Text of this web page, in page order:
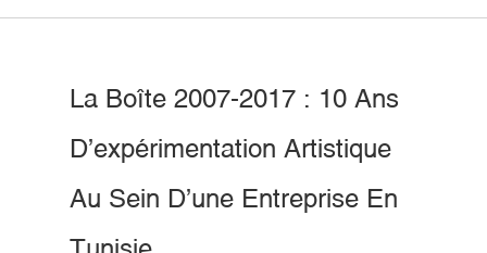
La Boîte 2007-2017 : 10 Ans
D’expérimentation Artistique
Au Sein D’une Entreprise En
Tunisie